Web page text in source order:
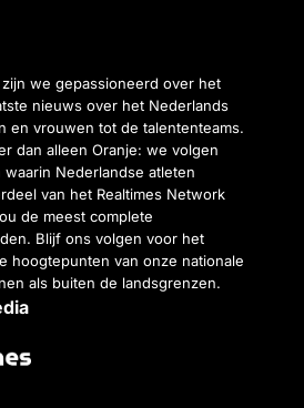
we gepassioneerd over het
nieuws over het Nederlands
en vrouwen tot de talententeams.
dan alleen Oranje: we volgen
Nederlandse atleten
van het Realtimes Network
de meest complete
Blijf ons volgen voor het
hoogtepunten van onze nationale
als buiten de landsgrenzen.